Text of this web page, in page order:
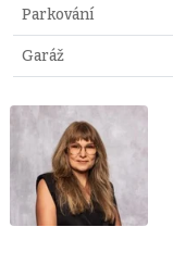
Parkování
Garáž